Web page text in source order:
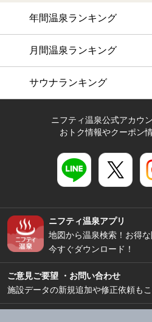
年間温泉ランキング
月間温泉ランキング
サウナランキング
ニフティ温泉公式アカウ
おトク情報やクーポン
ニフティ温泉アプリ
地図から温泉検索！お得な
今すぐダウンロード！
ご意見ご要望 ・お問い合わせ
施設データの新規追加や修正依頼も